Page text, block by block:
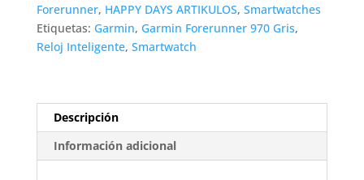
Forerunner, HAPPY DAYS ARTIKULOS, Smartwatches
Etiquetas: Garmin, Garmin Forerunner 970 Gris,
Reloj Inteligente, Smartwatch
Descripción
Información adicional